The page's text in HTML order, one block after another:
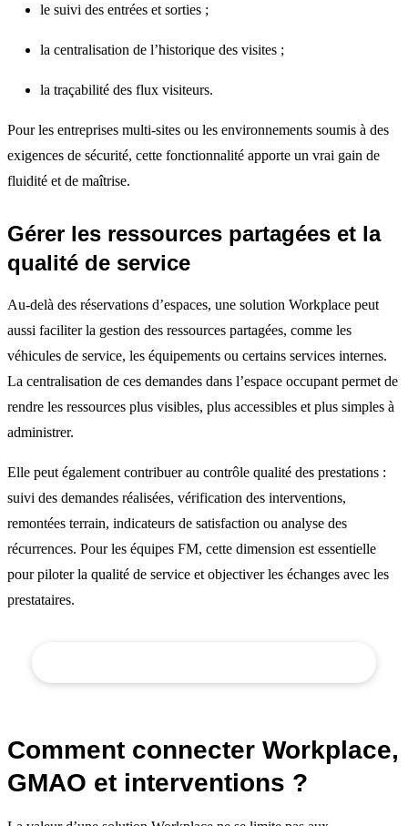
le suivi des entrées et sorties ;
la centralisation de l’historique des visites ;
la traçabilité des flux visiteurs.
Pour les entreprises multi-sites ou les environnements soumis à des
exigences de sécurité, cette fonctionnalité apporte un vrai gain de
fluidité et de maîtrise.
Gérer les ressources partagées et la
qualité de service
Au-delà des réservations d’espaces, une solution Workplace peut
aussi faciliter la gestion des ressources partagées, comme les
véhicules de service, les équipements ou certains services internes.
La centralisation de ces demandes dans l’espace occupant permet de
rendre les ressources plus visibles, plus accessibles et plus simples à
administrer.
Elle peut également contribuer au contrôle qualité des prestations :
suivi des demandes réalisées, vérification des interventions,
remontées terrain, indicateurs de satisfaction ou analyse des
récurrences. Pour les équipes FM, cette dimension est essentielle
pour piloter la qualité de service et objectiver les échanges avec les
prestataires.
Comment connecter Workplace,
GMAO et interventions ?